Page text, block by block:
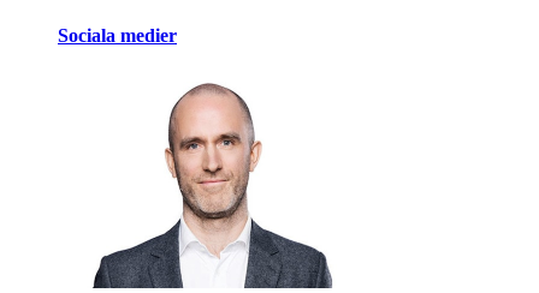
Sociala medier